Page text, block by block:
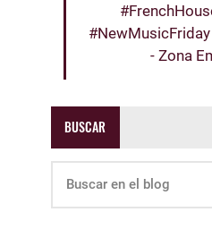
#NewMusicFriday
- Zona
BUSCAR